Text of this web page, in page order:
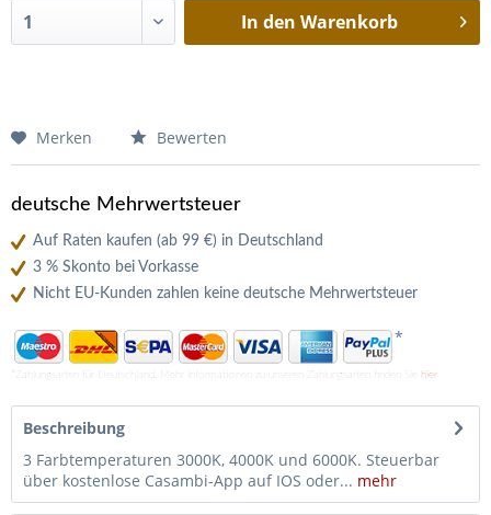
In den Warenkorb
Merken Bewerten
deutsche Mehrwertsteuer
Auf Raten kaufen (ab 99 €) in Deutschland
3 % Skonto bei Vorkasse
Nicht EU-Kunden zahlen keine deutsche Mehrwertsteuer
*
*Zahlungsarten für Deutschland. Mehr Informationen zu unseren Zahlungsarten finden Sie hier
Beschreibung
3 Farbtemperaturen 3000K, 4000K und 6000K. Steuerbar
über kostenlose Casambi-App auf IOS oder... mehr